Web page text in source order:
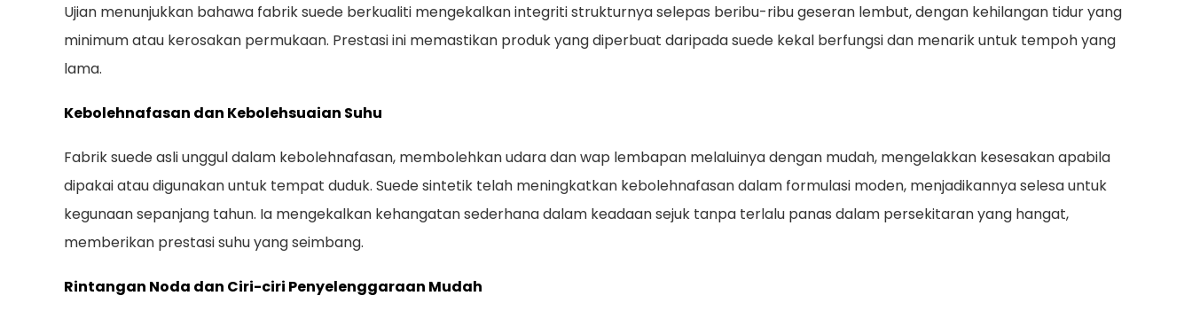
Ujian menunjukkan bahawa fabrik suede berkualiti mengekalkan integriti strukturnya selepas beribu-ribu geseran lembut, dengan kehilangan tidur yang
minimum atau kerosakan permukaan. Prestasi ini memastikan produk yang diperbuat daripada suede kekal berfungsi dan menarik untuk tempoh yang
lama.
Kebolehnafasan dan Kebolehsuaian Suhu
Fabrik suede asli unggul dalam kebolehnafasan, membolehkan udara dan wap lembapan melaluinya dengan mudah, mengelakkan kesesakan apabila
dipakai atau digunakan untuk tempat duduk. Suede sintetik telah meningkatkan kebolehnafasan dalam formulasi moden, menjadikannya selesa untuk
kegunaan sepanjang tahun. Ia mengekalkan kehangatan sederhana dalam keadaan sejuk tanpa terlalu panas dalam persekitaran yang hangat,
memberikan prestasi suhu yang seimbang.
Rintangan Noda dan Ciri-ciri Penyelenggaraan Mudah